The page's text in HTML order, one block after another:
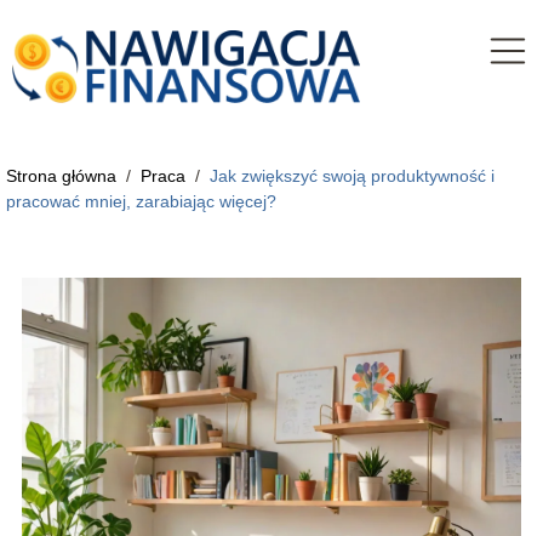
Strona główna / Praca / Jak zwiększyć swoją produktywność i
pracować mniej, zarabiając więcej?